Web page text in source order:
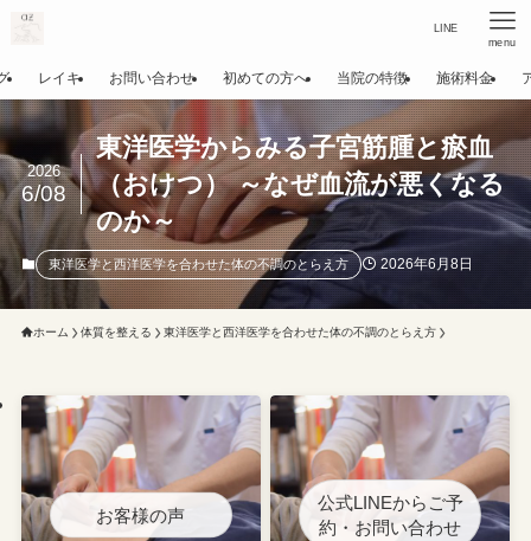
LINE
menu
レイキ お問い合わせ 初めての方へ 当院の特徴 施術料金
東洋医学からみる子宮筋腫と瘀血
（おけつ） ～なぜ血流が悪くなる
のか～
2026
6/08
東洋医学と西洋医学を合わせた体の不調のとらえ方 2026年6月8日
ホーム 体質を整える 東洋医学と西洋医学を合わせた体の不調のとらえ方
お客様の声
公式LINEからご予
約・お問い合わせ